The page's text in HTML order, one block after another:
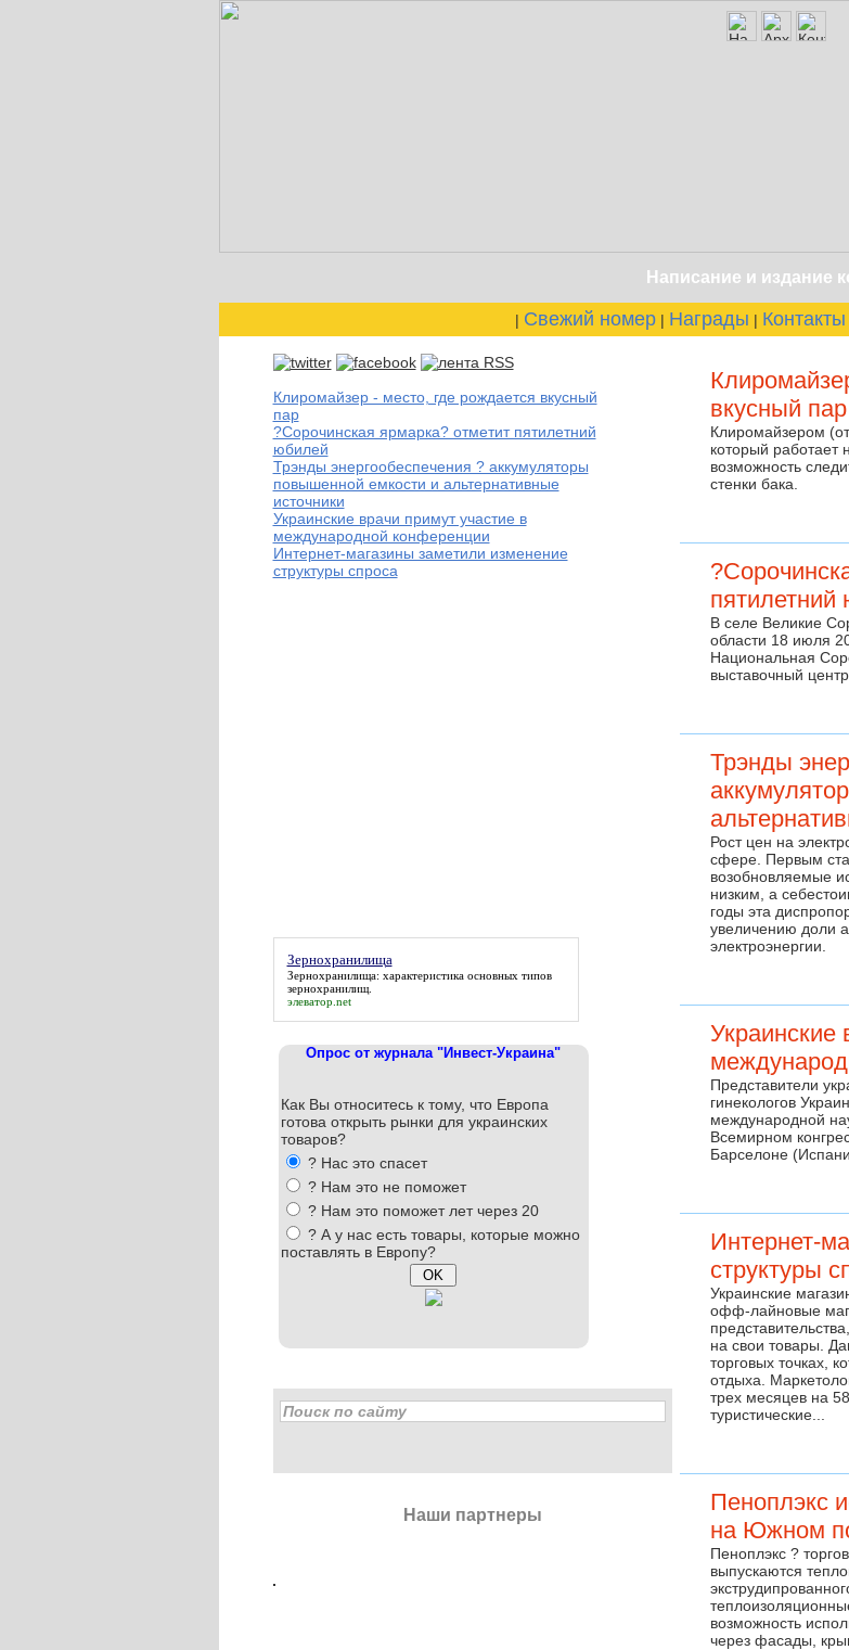
Написание и издание
| Свежий номер| Награды | Контакты
Клиромайзер - место, где рождается вкусный
пар
?Сорочинская ярмарка? отметит пятилетний
юбилей
Трэнды энергообеспечения ? аккумуляторы
повышенной емкости и альтернативные
источники
Украинские врачи примут участие в
международной конференции
Интернет-магазины заметили изменение
структуры спроса
Зернохранилища
Зернохранилища: характеристика основных типов
зернохранилищ.
элеватор.net
Опрос от журнала "Инвест-Украина"
Как Вы относитесь к тому, что Европа
готова открыть рынки для украинских
товаров?
? Нас это спасет
? Нам это не поможет
? Нам это поможет лет через 20
? А у нас есть товары, которые можно
поставлять в Европу?
Наши партнеры
вкусный пар
Клиромайзером
который работает
возможность
стенки бака.
пятилетний
В селе Великие
области 18 июля
Национальная
выставочный
Трэнды
Рост цен на
сфере. Первым
возобновляемые
низким, а
годы эта
увеличению доли
электроэнергии.
Украинские
Представители
гинекологов
международной
Всемирном
Барселоне
Интернет-
структуры
Украинские
офф-лайновые
на свои товары.
торговых точках,
отдыха.
трех месяцев на
туристические...
Пеноплэкс
на Южном
Пеноплэкс ?
выпускаются
возможность
через фасады,